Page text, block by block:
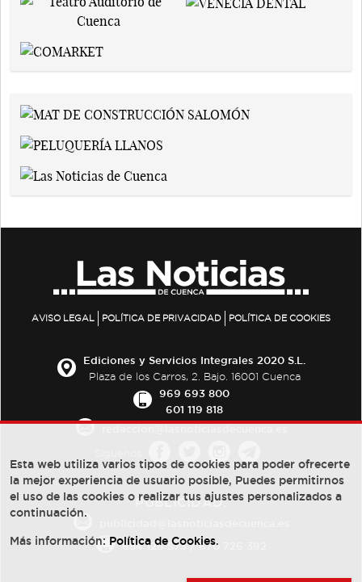
AVISO LEGAL POLÍTICA DE PRIVACIDAD POLÍTICA DE COOKIES
Ediciones y Servicios Integrales 2020 S.L.
Plaza de los Carros, 2. Bajo. 16001 Cuenca
969 693 800
601 119 818
PUBLICIDAD:
684 126 573/670 726 392
Esta web utiliza varios tipos de cookies para poder ofrecerte
la mejor experiencia de usuario posible, Puedes permitirnos
el uso de las cookies o realizar tus ajustes personalizados a
continuación.
Más información: Política de Cookies.